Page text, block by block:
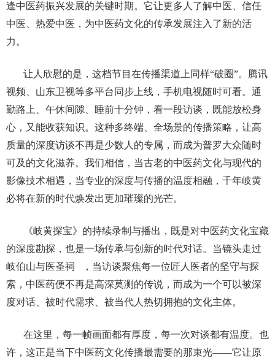
逢中医药振兴发展的关键时期。它让更多人了解中医、信任
中医、热爱中医，为中医药文化的传承发展注入了新的活
力。
让人欣慰的是，这档节目在传播渠道上同样“破圈”。腾讯
视频、山东卫视等多平台同步上线，手机电视随时可看。通
勤路上、午休间隙、睡前十分钟，看一段访谈，既能放松身
心，又能收获知识。这种多终端、全场景的传播策略，让高
质量的深度访谈不再是少数人的专属，而成为普罗大众随时
可及的文化滋养。我们相信，当古老的中医药文化与现代的
影像技术相遇，当专业的深度与传播的温度相融，千年岐黄
必将在新的时代焕发出更加璀璨的光芒。
《岐黄探宝》的持续录制与播出，既是对中医药文化宝藏
的深度勘探，也是一场传承与创新的时代对话。当镜头走过
岐伯山与医圣祠
，当访谈聚焦每一位匠人医者的坚守与探
索，中医药便不再是高深莫测的传说，而成为一个可以被深
度对话、被时代需求、被当代人热切拥抱的文化主体。
在这里，每一帧画面都有厚度，每一次对谈都有温度。也
许，这正是当下中医药文化传播最需要的那束光——它让原